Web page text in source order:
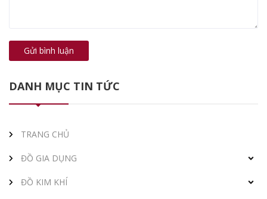
Gửi bình luận
DANH MỤC TIN TỨC
TRANG CHỦ
ĐỒ GIA DỤNG
ĐỒ KIM KHÍ